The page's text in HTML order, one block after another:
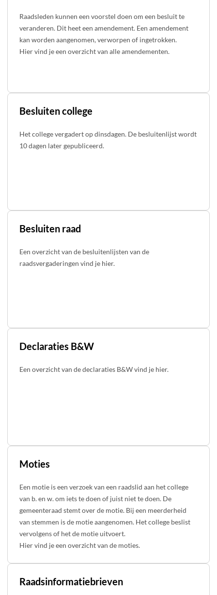
Raadsleden kunnen een voorstel doen om een besluit te
veranderen. Dit heet een amendement. Een amendement
kan worden aangenomen, verworpen of ingetrokken.
Hier vind je een overzicht van alle amendementen.
Besluiten college
Het college vergadert op dinsdagen. De besluitenlijst wordt
10 dagen later gepubliceerd.
Besluiten raad
Een overzicht van de besluitenlijsten van de
raadsvergaderingen vind je hier.
Declaraties B&W
Een overzicht van de declaraties B&W vind je hier.
Moties
Een motie is een verzoek van een raadslid aan het college
van b. en w. om iets te doen of juist niet te doen. De
gemeenteraad stemt over de motie. Bij een meerderheid
van stemmen is de motie aangenomen. Het college beslist
vervolgens of het de motie uitvoert.
Hier vind je een overzicht van de moties.
Raadsinformatiebrieven